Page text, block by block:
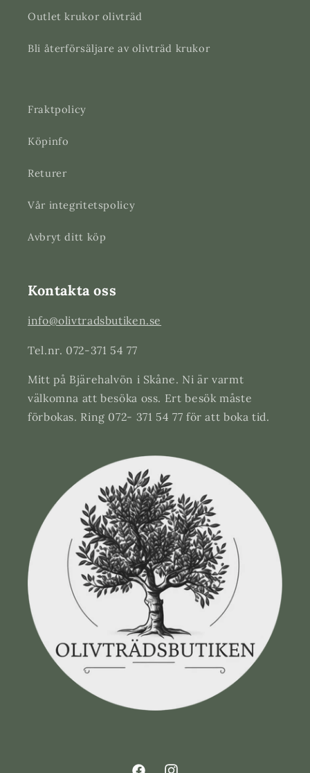
Outlet krukor olivträd
Bli återförsäljare av olivträd krukor
Fraktpolicy
Köpinfo
Returer
Vår integritetspolicy
Avbryt ditt köp
Kontakta oss
info@olivtradsbutiken.se
Tel.nr. 072-371 54 77
Mitt på Bjärehalvön i Skåne. Ni är varmt
välkomna att besöka oss. Ert besök måste
förbokas. Ring 072- 371 54 77 för att boka tid.